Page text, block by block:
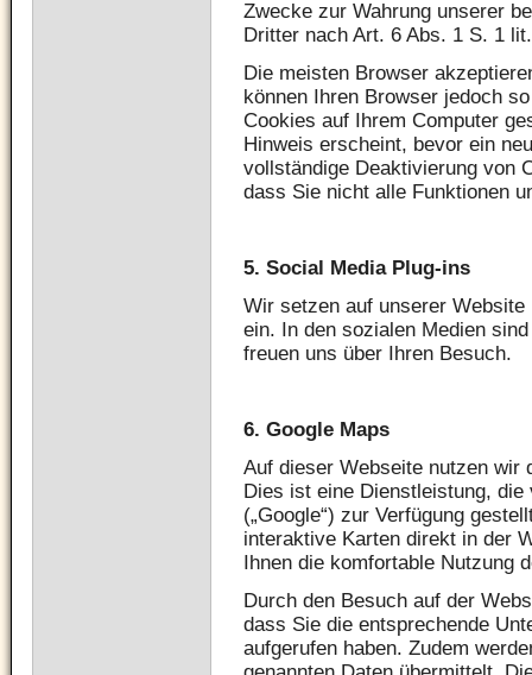
Zwecke zur Wahrung unserer
Dritter nach Art. 6 Abs. 1 S. 1
Die meisten Browser
können Ihren Browser jedoch
Cookies auf Ihrem Computer
Hinweis erscheint, bevor ein
vollständige Deaktivierung von
dass Sie nicht alle Funktionen
5. Social Media Plug-ins
Wir setzen auf unserer
ein. In den sozialen Medien
freuen uns über Ihren Besuch.
6. Google Maps
Auf dieser Webseite nutzen wir
Dies ist eine Dienstleistung,
(„Google“) zur Verfügung
interaktive Karten direkt in der
Ihnen die komfortable Nutzung
Durch den Besuch auf der
dass Sie die entsprechende
aufgerufen haben. Zudem